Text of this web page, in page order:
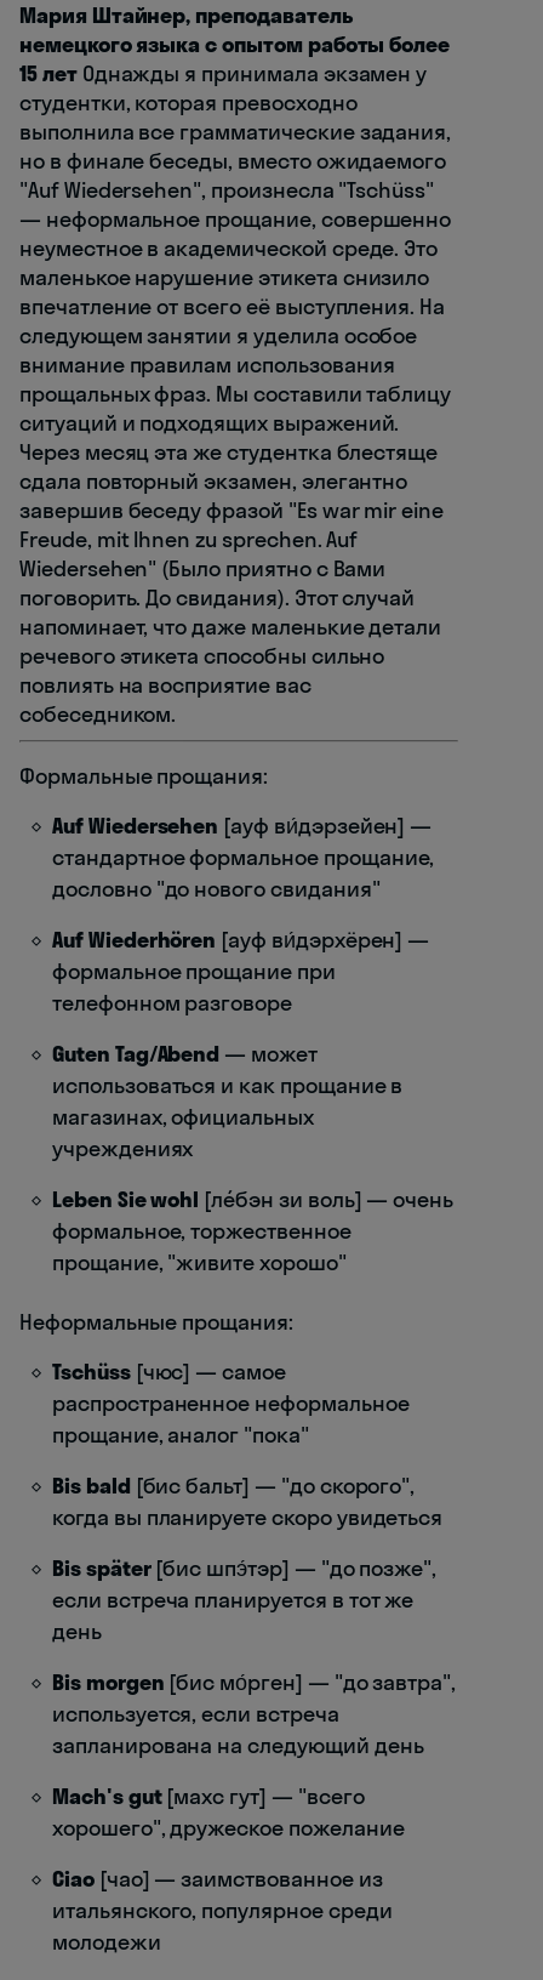
Мария Штайнер, преподаватель
немецкого языка с опытом работы более
15 летОднажды я принимала экзамен у
студентки, которая превосходно
выполнила все грамматические задания,
но в финале беседы, вместо ожидаемого
"Auf Wiedersehen", произнесла "Tschüss"
— неформальное прощание, совершенно
неуместное в академической среде. Это
маленькое нарушение этикета снизило
впечатление от всего её выступления. На
следующем занятии я уделила особое
внимание правилам использования
прощальных фраз. Мы составили таблицу
ситуаций и подходящих выражений.
Через месяц эта же студентка блестяще
сдала повторный экзамен, элегантно
завершив беседу фразой "Es war mir eine
Freude, mit Ihnen zu sprechen. Auf
Wiedersehen" (Было приятно с Вами
поговорить. До свидания). Этот случай
напоминает, что даже маленькие детали
речевого этикета способны сильно
повлиять на восприятие вас
собеседником.
Формальные прощания:
Auf Wiedersehen [ауф ви́дэрзейен] —
стандартное формальное прощание,
дословно "до нового свидания"
Auf Wiederhören [ауф ви́дэрхёрен] —
формальное прощание при
телефонном разговоре
Guten Tag/Abend — может
использоваться и как прощание в
магазинах, официальных
учреждениях
Leben Sie wohl [лéбэн зи воль] — очень
формальное, торжественное
прощание, "живите хорошо"
Неформальные прощания:
Tschüss[чюс] — самое
распространенное неформальное
прощание, аналог "пока"
Bis bald [бис бальт] — "до скорого",
когда вы планируете скоро увидеться
Bis später[бис шпэ́тэр] — "до позже",
если встреча планируется в тот же
день
Bis morgen [бис мо́рген] — "до завтра",
используется, если встреча
запланирована на следующий день
Mach's gut[махс гут] — "всего
хорошего", дружеское пожелание
Ciao[чао] — заимствованное из
итальянского, популярное среди
молодежи